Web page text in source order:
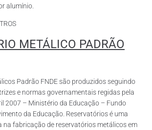
alumínio.
METÁLICO PADRÃO
Padrão FNDE são produzidos seguindo
e normas governamentais regidas pela
2007 – Ministério da Educação – Fundo
da Educação. Reservatórios é uma
na fabricação de reservatórios metálicos em